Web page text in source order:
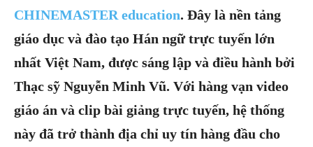
CHINEMASTER education. Đây là nền tảng
giáo dục và đào tạo Hán ngữ trực tuyến lớn
nhất Việt Nam, được sáng lập và điều hành bởi
Thạc sỹ Nguyễn Minh Vũ. Với hàng vạn video
giáo án và clip bài giảng trực tuyến, hệ thống
này đã trở thành địa chỉ uy tín hàng đầu cho